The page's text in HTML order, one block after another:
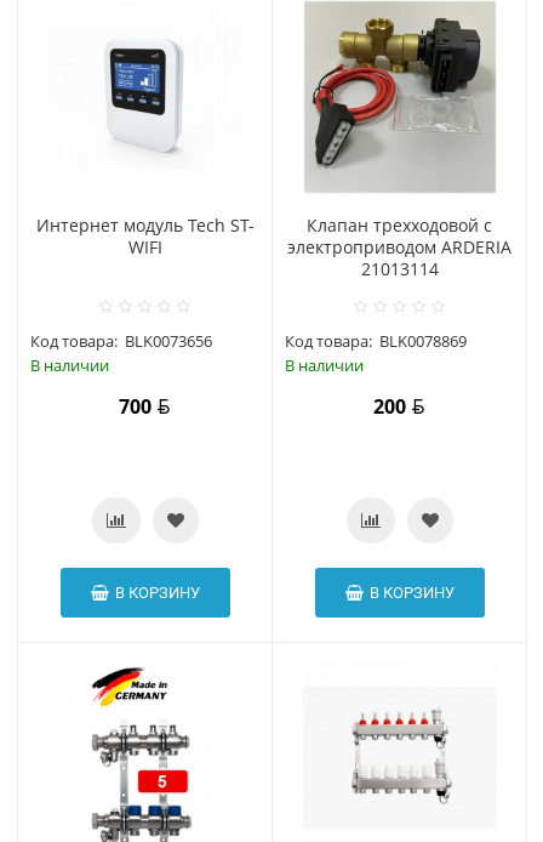
Интернет модуль Tech ST-
WIFI
Код товара: BLK0073656
В наличии
700
В КОРЗИНУ
Клапан трехходовой с
электроприводом ARDERIA
21013114
Код товара: BLK0078869
В наличии
200
В КОРЗИНУ